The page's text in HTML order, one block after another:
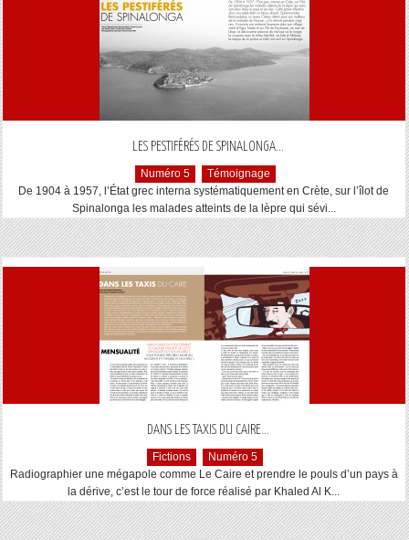
LES PESTIFÉRÉS DE SPINALONGA...
Numéro 5
Témoignage
De 1904 à 1957, l’État grec interna systématiquement en Crète, sur l’îlot de
Spinalonga les malades atteints de la lèpre qui sévi...
DANS LES TAXIS DU CAIRE...
Fictions
Numéro 5
Radiographier une mégapole comme Le Caire et prendre le pouls d’un pays à
la dérive, c’est le tour de force réalisé par Khaled Al K...